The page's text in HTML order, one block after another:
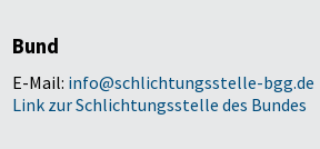
Bund
E-Mail: info@schlichtungsstelle-bgg.de
Link zur Schlichtungsstelle des Bundes